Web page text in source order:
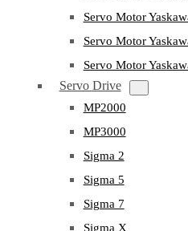
Servo Motor
Servo Motor
Servo Motor
Servo Drive
MP2000
MP3000
Sigma 2
Sigma 5
Sigma 7
Sigma X